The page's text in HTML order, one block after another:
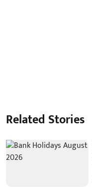
Related Stories